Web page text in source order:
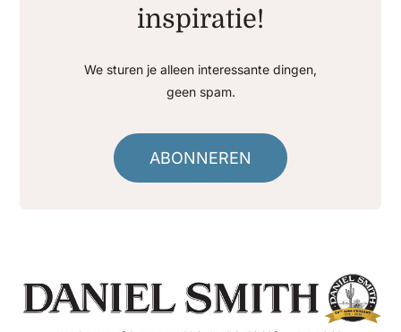
inspiratie!
We sturen je alleen interessante dingen,
geen spam.
ABONNEREN